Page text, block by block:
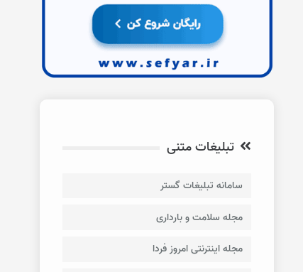
تبلیغات متنی
سامانه تبلیغات گستر
مجله سلامت و بارداری
مجله اینترنتی امروز فردا